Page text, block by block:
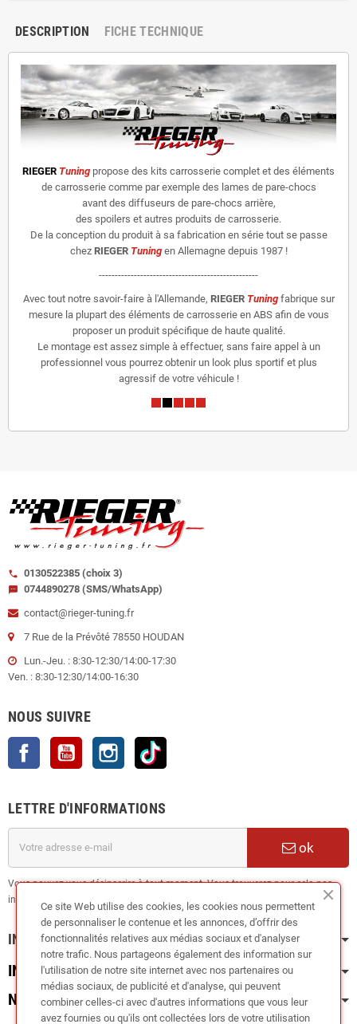
DESCRIPTION FICHE TECHNIQUE
RIEGER Tuning propose des kits carrosserie complet et des éléments
de carrosserie comme par exemple des lames de pare-chocs
avant des diffuseurs de pare-chocs arrière,
des spoilers et autres produits de carrosserie.
De la conception du produit à sa fabrication en série tout se passe
chez RIEGER Tuningen Allemagne depuis 1987 !
--------------------------------------------------
Avec tout notre savoir-faire à l'Allemande, RIEGER Tuning fabrique sur
mesure la plupart des éléments de carrosserie en ABS afin de vous
proposer un produit spécifique de haute qualité.
Le montage est assez simple à effectuer, sans faire appel à un
professionnel vous pourrez obtenir un look plus sportif et plus
agressif de votre véhicule !
call 0130522385 (choix 3)
sms
0744890278 (SMS/WhatsApp)
contact@rieger-tuning.fr
7 Rue de la Prévôté 78550 HOUDAN
Lun.-Jeu. : 8:30-12:30/14:00-17:30
Ven. : 8:30-12:30/14:00-16:30
NOUS SUIVRE
Facebook YouTube Instagram
LETTRE D'INFORMATIONS
ok
Vous pouvez vous désinscrire à tout moment. Vous trouverez pour cela nos
informations de contact dans les conditions d'utilisation du site.
INFORMATION
INFOS PRATIQUES
NOS CATÉGORIES
Ce site Web utilise des cookies, les cookies nous permettent
de personnaliser le contenue et les annonces, d’offrir des
fonctionnalités relatives aux médias sociaux et d'analyser
notre trafic. Nous partageons également des information sur
l'utilisation de notre site internet avec nos partenaires ou
médias sociaux, de publicité et d'analyse, qui peuvent
combiner celles-ci avec d'autres informations que vous leur
avez fournies ou qu'ils ont collectées lors de votre utilisation